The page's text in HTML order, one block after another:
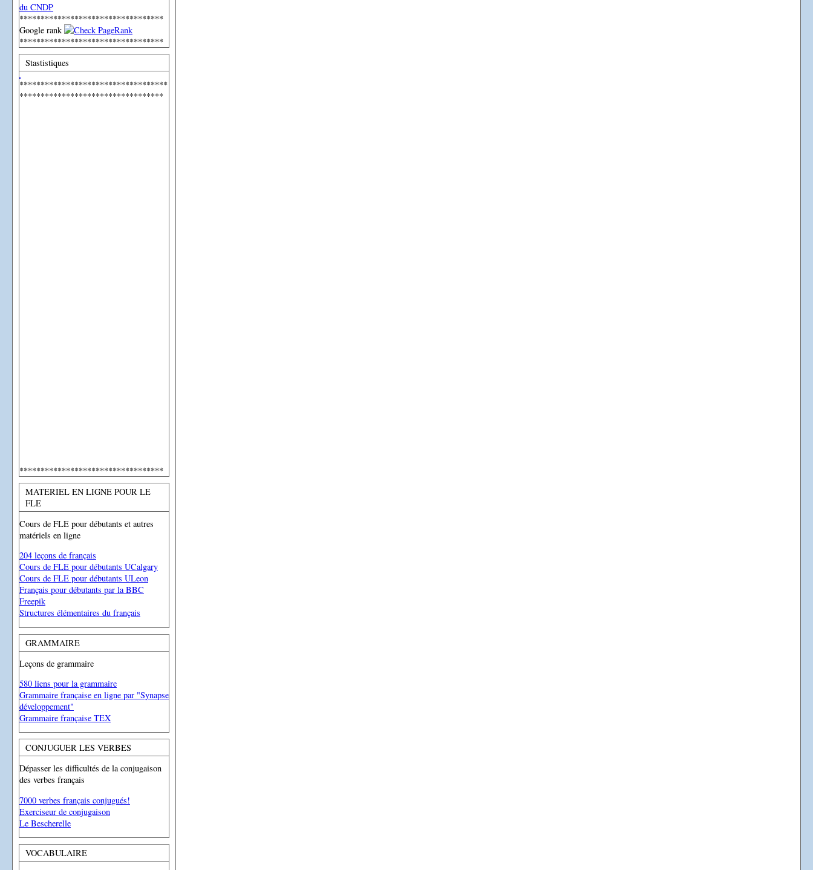
**********************************
Google rank
**********************************
Stastistiques
***********************************
**********************************
**********************************
MATERIEL EN LIGNE POUR LE
FLE
Cours de FLE pour débutants et autres
matériels en ligne
204 leçons de français
Cours de FLE pour débutants UCalgary
Cours de FLE pour débutants ULeon
Français pour débutants par la BBC
Freepik
Structures élémentaires du français
GRAMMAIRE
Leçons de grammaire
580 liens pour la grammaire
Grammaire française en ligne par "Synapse
développement"
Grammaire française TEX
CONJUGUER LES VERBES
Dépasser les difficultés de la conjugaison
des verbes français
7000 verbes français conjugués!
Exerciseur de conjugaison
Le Bescherelle
VOCABULAIRE